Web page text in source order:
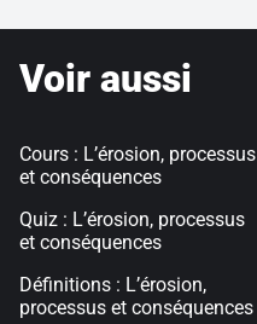
Voir aussi
Cours : L’érosion, processus
et conséquences
Quiz : L’érosion, processus
et conséquences
Définitions : L’érosion,
processus et conséquences